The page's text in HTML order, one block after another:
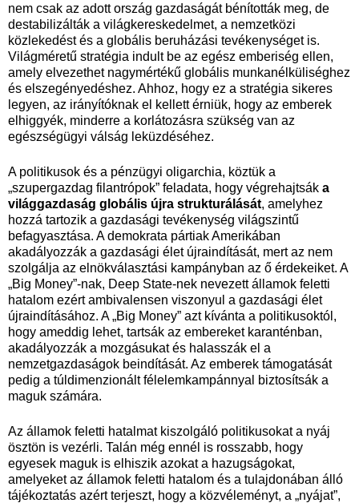
nem csak az adott ország gazdaságát bénították meg, de
destabilizálták a világkereskedelmet, a nemzetközi
közlekedést és a globális beruházási tevékenységet is.
Világméretű stratégia indult be az egész emberiség ellen,
amely elvezethet nagymértékű globális munkanélküliséghez
és elszegényedéshez. Ahhoz, hogy ez a stratégia sikeres
legyen, az irányítóknak el kellett érniük, hogy az emberek
elhiggyék, minderre a korlátozásra szükség van az
egészségügyi válság leküzdéséhez.
A politikusok és a pénzügyi oligarchia, köztük a
„szupergazdag filantrópok” feladata, hogy végrehajtsák a
világgazdaság globális újra strukturálását, amelyhez
hozzá tartozik a gazdasági tevékenység világszintű
befagyasztása. A demokrata pártiak Amerikában
akadályozzák a gazdasági élet újraindítását, mert az nem
szolgálja az elnökválasztási kampányban az ő érdekeiket. A
„Big Money”-nak, Deep State-nek nevezett államok feletti
hatalom ezért ambivalensen viszonyul a gazdasági élet
újraindításához. A „Big Money” azt kívánta a politikusoktól,
hogy ameddig lehet, tartsák az embereket karanténban,
akadályozzák a mozgásukat és halasszák el a
nemzetgazdaságok beindítását. Az emberek támogatását
pedig a túldimenzionált félelemkampánnyal biztosítsák a
maguk számára.
Az államok feletti hatalmat kiszolgáló politikusokat a nyáj
ösztön is vezérli. Talán még ennél is rosszabb, hogy
egyesek maguk is elhiszik azokat a hazugságokat,
amelyeket az államok feletti hatalom és a tulajdonában álló
tájékoztatás azért terjeszt, hogy a közvéleményt, a „nyájat”,